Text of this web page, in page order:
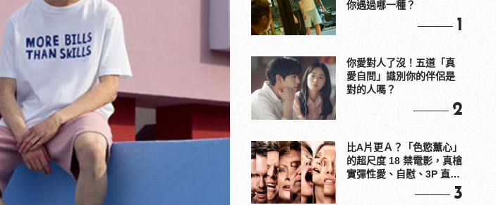
你遇過哪一種？
1
你愛對人了沒！五道「真
愛自問」識別你的伴侶是
對的人嗎？
2
比A片更Ａ？「色慾薰心」
的超尺度 18 禁電影，真槍
實彈性愛、自慰、3P 直接
3